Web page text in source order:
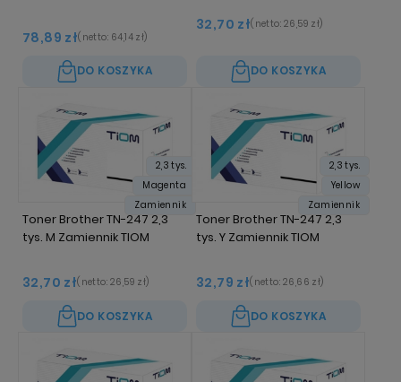
78,89 zł(netto: 64,14 zł)
DO KOSZYKA
32,70 zł(netto: 26,59 zł)
DO KOSZYKA
Toner Brother TN-247 2,3
tys. M Zamiennik TIOM
32,70 zł(netto: 26,59 zł)
DO KOSZYKA
2,3 tys.
Magenta
Zamiennik
Toner Brother TN-247 2,3
tys. Y Zamiennik TIOM
32,79 zł(netto: 26,66 zł)
DO KOSZYKA
2,3 tys.
Yellow
Zamiennik